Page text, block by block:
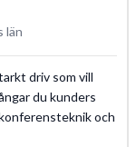
län
driv som vill
du kunders
och